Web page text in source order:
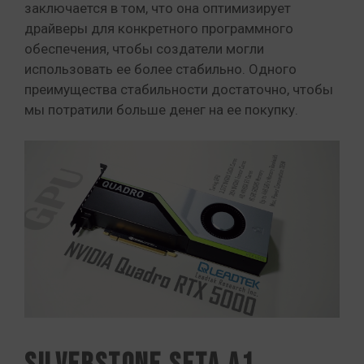
заключается в том, что она оптимизирует
драйверы для конкретного программного
обеспечения, чтобы создатели могли
использовать ее более стабильно. Одного
преимущества стабильности достаточно, чтобы
мы потратили больше денег на ее покупку.